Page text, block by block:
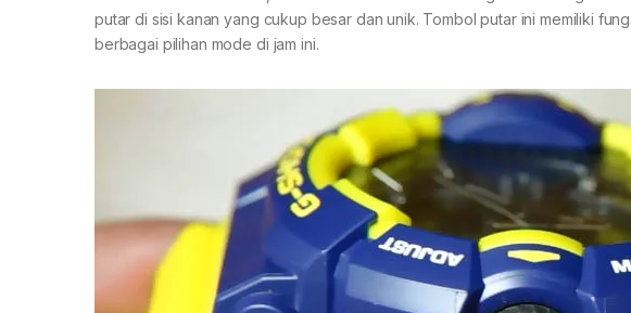
putar di sisi kanan yang cukup besar dan unik. Tombol putar ini memiliki
berbagai pilihan mode di jam ini.